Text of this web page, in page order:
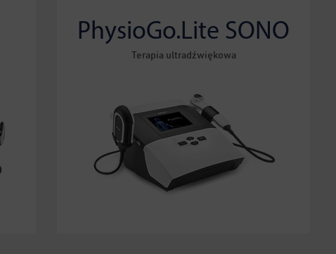
PhysioGo.Lite SONO
Terapia ultradźwiękowa